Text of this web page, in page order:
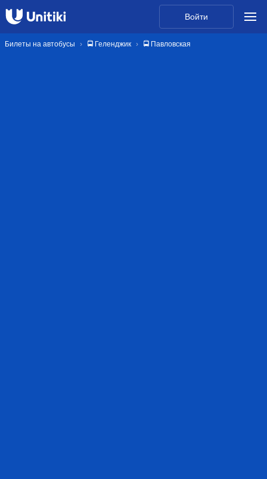
Войти
Билеты на автобусы 🚍 Геленджик 🚍 Павловская